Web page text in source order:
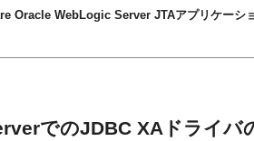
Oracle WebLogic Server JTAアプリケーシ
でのJDBC XAドライバ